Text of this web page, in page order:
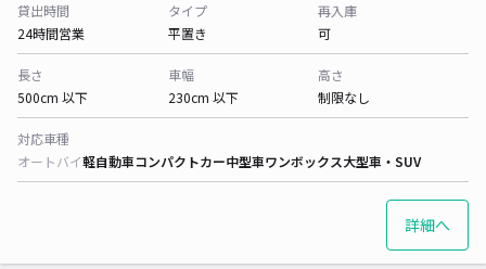
貸出時間
24時間営業
タイプ
平置き
再入庫
可
長さ
500cm 以下
車幅
230cm 以下
高さ
制限なし
対応車種
オートバイ軽自動車コンパクトカー中型車ワンボックス大型車・SUV
詳細へ